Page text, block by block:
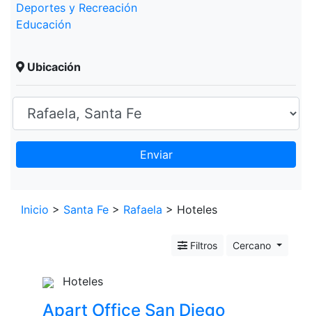
Deportes y Recreación
Educación
Ubicación
Enviar
+
Inicio > Santa Fe > Rafaela > Hoteles
Filtros Cercano
Hoteles
Apart Office San Diego